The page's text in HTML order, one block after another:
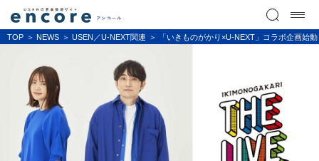
TOP NEWS USEN／U-NEXT関連 「いきものがかり×U-NEXT」コラボ企画始